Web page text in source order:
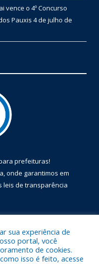
vence o 4º Concurso
Pauxis 4 de julho de
prefeituras!
onde garantimos em
leis de transparência
sua experiência de
portal, você
de cookies.
isso é feito, acesse